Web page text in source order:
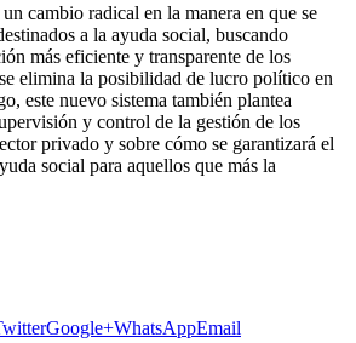
cambio radical en la manera en que se
a la ayuda social, buscando
más eficiente y transparente de los
elimina la posibilidad de lucro político en
este nuevo sistema también plantea
y control de la gestión de los
privado y sobre cómo se garantizará el
social para aquellos que más la
Google+WhatsAppEmail